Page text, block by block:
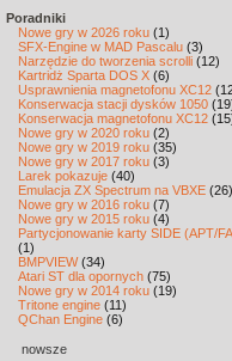
Poradniki
Nowe gry w 2026 roku (1)
SFX-Engine w MAD Pascalu (3)
Narzędzie do tworzenia scrolli (12)
Kartridż Sparta DOS X (6)
Usprawnienia magnetofonu XC12
Konserwacja stacji dysków 1050
Konserwacja magnetofonu XC12
Nowe gry w 2020 roku (2)
Nowe gry w 2019 roku (35)
Nowe gry w 2017 roku (3)
Larek pokazuje (40)
Emulacja ZX Spectrum na VBXE (26)
Nowe gry w 2016 roku (7)
Nowe gry w 2015 roku (4)
Partycjonowanie karty SIDE (APT/
(1)
BMPVIEW(34)
Atari ST dla opornych (75)
Nowe gry w 2014 roku (19)
Tritone engine (11)
QChan Engine (6)
nowsze